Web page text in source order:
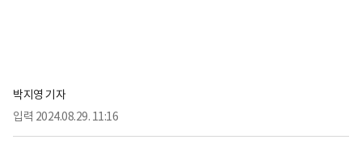
박지영 기자
입력 2024.08.29. 11:16